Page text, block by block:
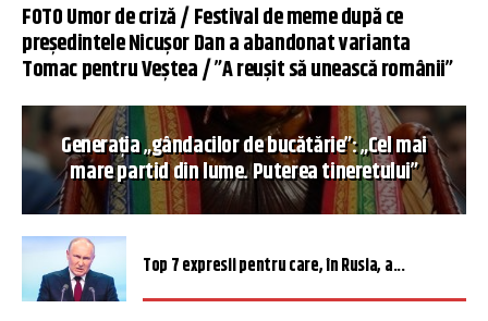
FOTO Umor de criză / Festival de meme după ce
președintele Nicușor Dan a abandonat varianta
Tomac pentru Veștea / ”A reușit să unească românii”
Generația „gândacilor de bucătărie”: „Cel mai
mare partid din lume. Puterea tineretului”
Top 7 expresii pentru care, în Rusia, a...